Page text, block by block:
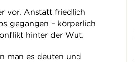
vor. Anstatt friedlich
gegangen – körperlich
hinter der Wut.
man es deuten und